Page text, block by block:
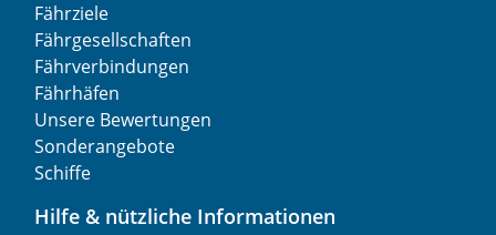
Fährziele
Fährgesellschaften
Fährverbindungen
Fährhäfen
Unsere Bewertungen
Sonderangebote
Schiffe
Hilfe & nützliche Informationen